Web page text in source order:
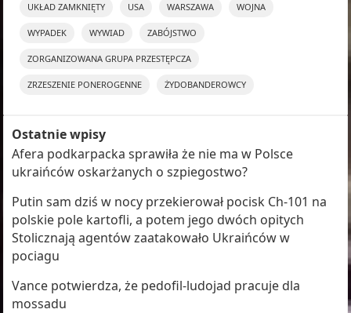
UKŁAD ZAMKNIĘTY USA WARSZAWA WOJNA
WYPADEK WYWIAD ZABÓJSTWO
ZORGANIZOWANA GRUPA PRZESTĘPCZA
ZRZESZENIE PONEROGENNE ŻYDOBANDEROWCY
Ostatnie wpisy
Afera podkarpacka sprawiła że nie ma w Polsce
ukraińców oskarżanych o szpiegostwo?
Putin sam dziś w nocy przekierował pocisk Ch-101 na
polskie pole kartofli, a potem jego dwóch opitych
Stolicznają agentów zaatakowało Ukraińców w
pociagu
Vance potwierdza, że pedofil-ludojad pracuje dla
mossadu